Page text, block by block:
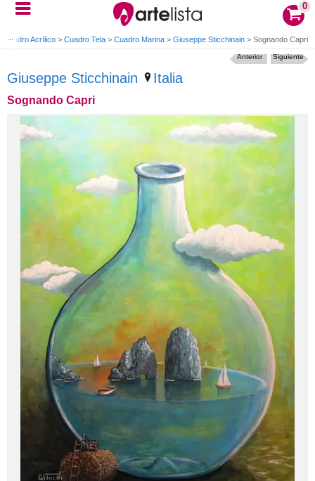
0
Cuadro Acrílico > Cuadro Tela > Cuadro Marina > Giuseppe Sticchinain > Sognando Capri
Giuseppe Sticchinain Italia
Sognando Capri
Siguiente
Anterior